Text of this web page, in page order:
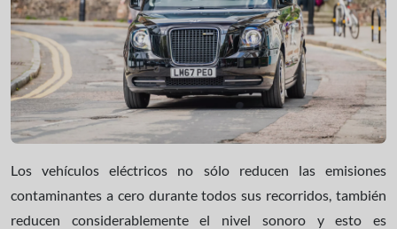
Los vehículos eléctricos no sólo reducen las emisiones
contaminantes a cero durante todos sus recorridos, también
reducen considerablemente el nivel sonoro y esto es